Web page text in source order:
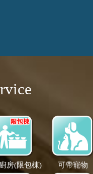
房(限包棟) 可帶寵物